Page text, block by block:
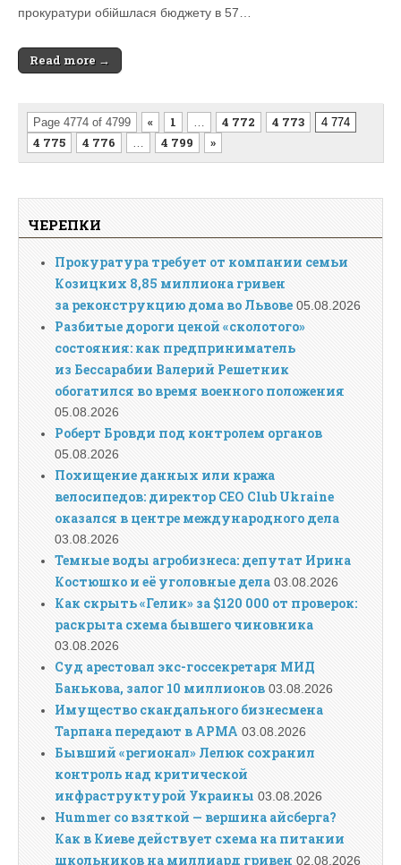
прокуратури обійшлася бюджету в 57…
Read more →
Page 4774 of 4799 « 1 4 772 4 773 4 774
4 775 4 776 4 799 »
ЧЕРЕПКИ
Прокуратура требует от компании семьи
Козицких 8,85 миллиона гривен
за реконструкцию дома во Львове 05.08.2026
Разбитые дороги ценой «сколотого»
состояния: как предприниматель
из Бессарабии Валерий Решетник
обогатился во время военного положения
05.08.2026
Роберт Бровди под контролем органов
05.08.2026
Похищение данных или кража
велосипедов: директор CEO Club Ukraine
оказался в центре международного дела
03.08.2026
Темные воды агробизнеса: депутат Ирина
Костюшко и её уголовные дела 03.08.2026
Как скрыть «Гелик» за $120 000 от проверок:
раскрыта схема бывшего чиновника
03.08.2026
Суд арестовал экс-госсекретаря МИД
Банькова, залог 10 миллионов 03.08.2026
Имущество скандального бизнесмена
Тарпана передают в АРМА 03.08.2026
Бывший «регионал» Лелюк сохранил
контроль над критической
инфраструктурой Украины 03.08.2026
Hummer со взяткой — вершина айсберга?
Как в Киеве действует схема на питании
школьников на миллиард гривен 02.08.2026